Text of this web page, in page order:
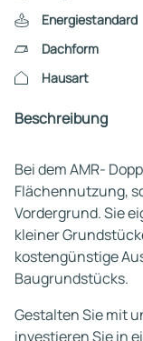
Energiestandard
Dachform
Hausart
Beschreibung
Bei dem AMR-
Flächennutzung,
Vordergrund. Sie
kleiner
kostengünstige
Baugrundstücks.
Gestalten Sie mit
investieren Sie in